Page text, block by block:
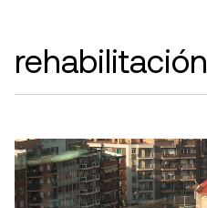
rehabilitación